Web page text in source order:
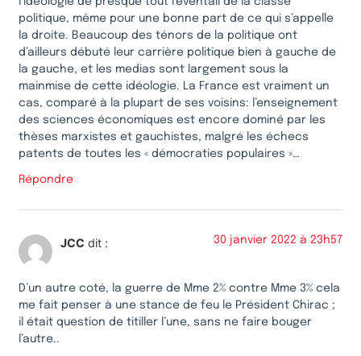
politique, même pour une bonne part de ce qui s’appelle
la droite. Beaucoup des ténors de la politique ont
d’ailleurs débuté leur carrière politique bien à gauche de
la gauche, et les medias sont largement sous la
mainmise de cette idéologie. La France est vraiment un
cas, comparé à la plupart de ses voisins: l’enseignement
des sciences économiques est encore dominé par les
thèses marxistes et gauchistes, malgré les échecs
patents de toutes les « démocraties populaires »…
Répondre
JCC dit : 30 janvier 2022 à 23h57
D’un autre coté, la guerre de Mme 2% contre Mme 3% cela
me fait penser à une stance de feu le Président Chirac ;
il était question de titiller l’une, sans ne faire bouger
l’autre..